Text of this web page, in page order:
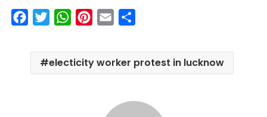
c
i
t
W
a
t
n
t
a
i
a
r
electicity worker protest in lucknow